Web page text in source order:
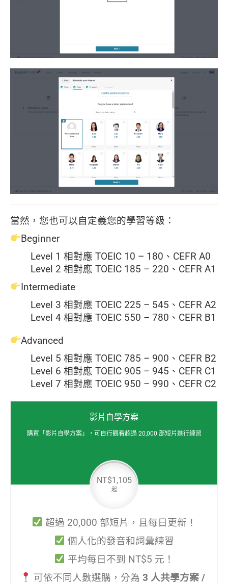
當然，您也可以自定義您的學習等級：
Beginner
Level 1 相對應 TOEIC 10 – 180、CEFR A0
Level 2 相對應 TOEIC 185 – 220、CEFR A1
Intermediate
Level 3 相對應 TOEIC 225 – 545、CEFR A2
Level 4 相對應 TOEIC 550 – 780、CEFR B1
Advanced
Level 5 相對應 TOEIC 785 – 900、CEFR B2
Level 6 相對應 TOEIC 905 – 945、CEFR C1
Level 7 相對應 TOEIC 950 – 990、CEFR C2
影片自學方案
購買「影片自學方案」，可自行觀看超過 20,000 部短片進行練習
NT$1,105
起
超過 20,000 部短片，且每日更新！
個人化的發音和詞彙練習
平均每日不到 NT$5 元！
可依不同人數選購，分為3 人共學方案 /